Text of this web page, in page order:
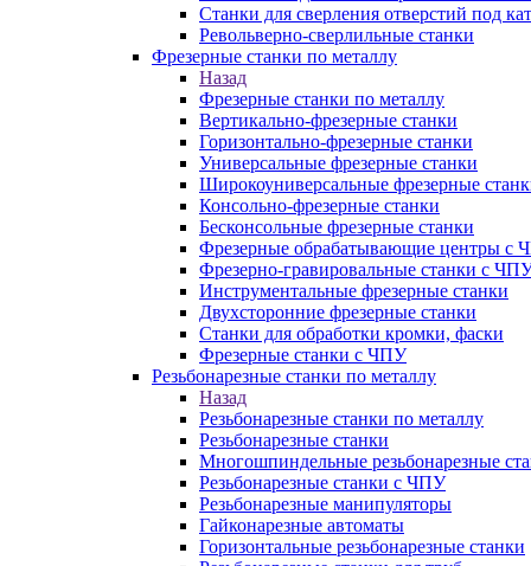
Станки для сверления отверстий под
Револьверно-сверлильные станки
Фрезерные станки по металлу
Назад
Фрезерные станки по металлу
Вертикально-фрезерные станки
Горизонтально-фрезерные станки
Универсальные фрезерные станки
Широкоуниверсальные фрезерные
Консольно-фрезерные станки
Бесконсольные фрезерные станки
Фрезерные обрабатывающие центры с
Фрезерно-гравировальные станки с
Инструментальные фрезерные станки
Двухсторонние фрезерные станки
Станки для обработки кромки, фаски
Фрезерные станки с ЧПУ
Резьбонарезные станки по металлу
Назад
Резьбонарезные станки по металлу
Резьбонарезные станки
Многошпиндельные резьбонарезные
Резьбонарезные станки с ЧПУ
Резьбонарезные манипуляторы
Гайконарезные автоматы
Горизонтальные резьбонарезные станки